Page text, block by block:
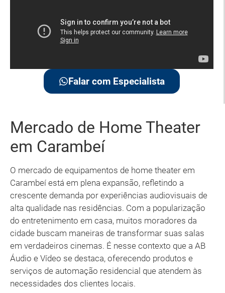
Falar com Especialista
Mercado de Home Theater
em Carambeí
O mercado de equipamentos de home theater em
Carambeí está em plena expansão, refletindo a
crescente demanda por experiências audiovisuais de
alta qualidade nas residências. Com a popularização
do entretenimento em casa, muitos moradores da
cidade buscam maneiras de transformar suas salas
em verdadeiros cinemas. É nesse contexto que a AB
Áudio e Vídeo se destaca, oferecendo produtos e
serviços de automação residencial que atendem às
necessidades dos clientes locais.